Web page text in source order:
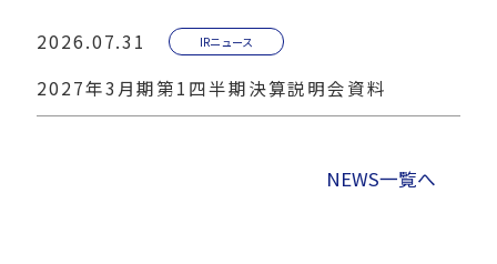
2026.07.31 IRニュース
2027年3月期第1四半期決算説明会資料
NEWS一覧へ